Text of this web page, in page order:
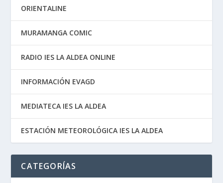
ORIENTALINE
MURAMANGA COMIC
RADIO IES LA ALDEA ONLINE
INFORMACIÓN EVAGD
MEDIATECA IES LA ALDEA
ESTACIÓN METEOROLÓGICA IES LA ALDEA
CATEGORÍAS